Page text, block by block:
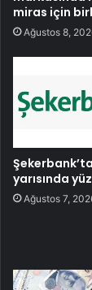
miras için
Ağustos 8,
yarısında
Ağustos 7,